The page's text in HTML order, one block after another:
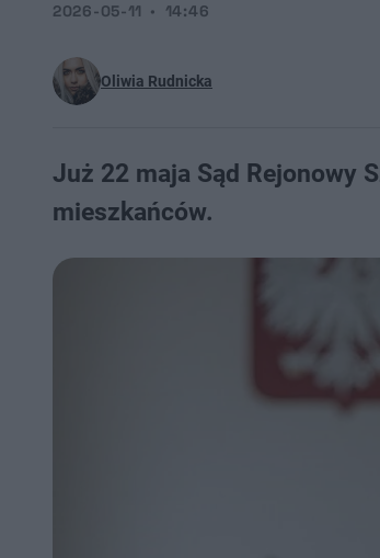
Oliwia Rudnicka
2026-05-11 14:46
Już 22 maja Sąd Rejonowy
mieszkańców.